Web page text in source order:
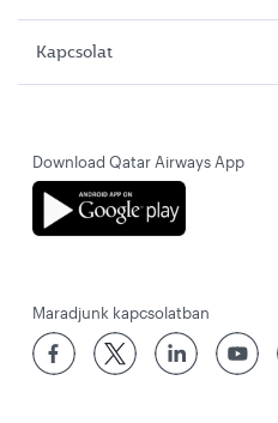
Kapcsolat
Download Qatar Airways App
Maradjunk kapcsolatban